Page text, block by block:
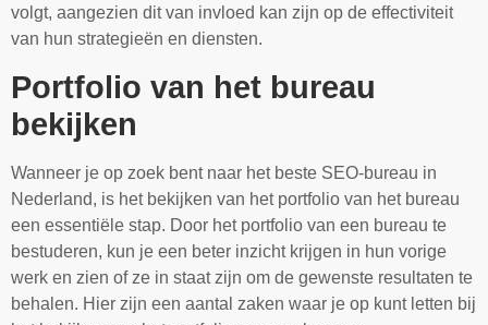
volgt, aangezien dit van invloed kan zijn op de effectiviteit
van hun strategieën en diensten.
Portfolio van het bureau
bekijken
Wanneer je op zoek bent naar het beste SEO-bureau in
Nederland, is het bekijken van het portfolio van het bureau
een essentiële stap. Door het portfolio van een bureau te
bestuderen, kun je een beter inzicht krijgen in hun vorige
werk en zien of ze in staat zijn om de gewenste resultaten te
behalen. Hier zijn een aantal zaken waar je op kunt letten bij